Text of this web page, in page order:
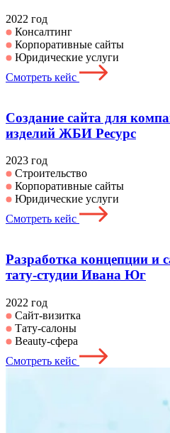
2022 год
Консалтинг
Корпоративные сайты
Юридические услуги
Смотреть кейс
Создание сайта для
изделий ЖБИ Ресурс
2023 год
Строительство
Корпоративные сайты
Юридические услуги
Смотреть кейс
Разработка концепции и
тату-студии Ивана Юг
2022 год
Сайт-визитка
Тату-салоны
Beauty-сфера
Смотреть кейс